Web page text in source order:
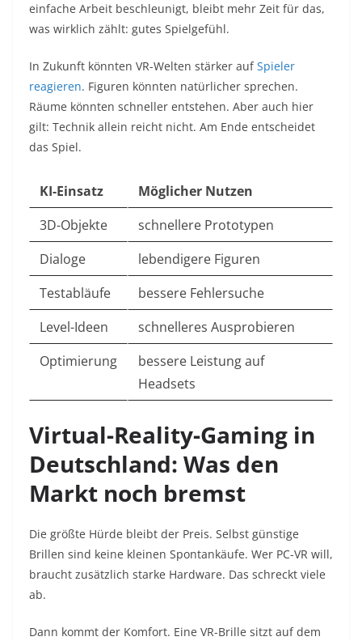
einfache Arbeit beschleunigt, bleibt mehr Zeit für das,
was wirklich zählt: gutes Spielgefühl.
In Zukunft könnten VR-Welten stärker aufSpieler
reagieren. Figuren könnten natürlicher sprechen.
Räume könnten schneller entstehen. Aber auch hier
gilt: Technik allein reicht nicht. Am Ende entscheidet
das Spiel.
KI-Einsatz
Möglicher Nutzen
3D-Objekte
schnellere Prototypen
Dialoge
lebendigere Figuren
Testabläufe
bessere Fehlersuche
Level-Ideen
schnelleres Ausprobieren
Optimierung
bessere Leistung auf
Headsets
Virtual-Reality-Gaming in
Deutschland: Was den
Markt noch bremst
Die größte Hürde bleibt der Preis. Selbst günstige
Brillen sind keine kleinen Spontankäufe. Wer PC-VR will,
braucht zusätzlich starke Hardware. Das schreckt viele
ab.
Dann kommt der Komfort. Eine VR-Brille sitzt auf dem